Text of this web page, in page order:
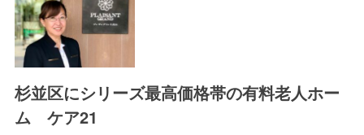
杉並区にシリーズ最高価格帯の有料老人ホー
ム ケア21